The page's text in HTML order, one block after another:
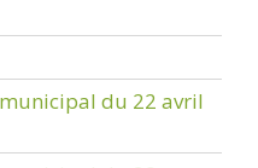
du 22 avril